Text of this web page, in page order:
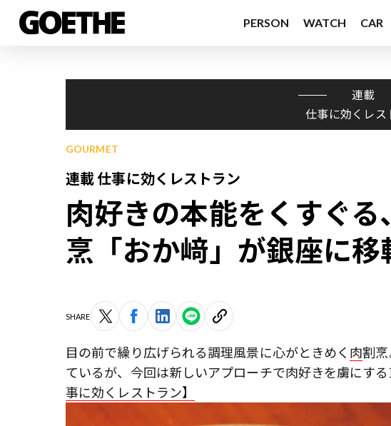
PERSON WATCH CAR
連載
仕事に効くレス
GOURMET
連載 仕事に効くレストラン
肉好きの本能をくすぐる
烹「おか﨑」が銀座に移
SHARE
目の前で繰り広げられる調理風景に心がときめく 肉割
ているが、今回は新しいアプローチで肉好きを虜にす
事に効くレストラン】